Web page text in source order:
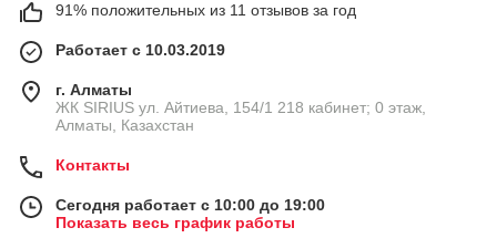
91% положительных из 11 отзывов за год
Работает с 10.03.2019
г. Алматы
​ЖК SIRIUS​ ул. Айтиева, 154/1​ 218 кабинет; 0 этаж,
Алматы, Казахстан
Контакты
Сегодня работает с 10:00 до 19:00
Показать весь график работы